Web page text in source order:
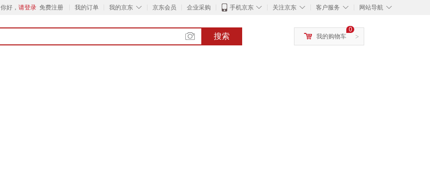
你好， 请登录 免费注册 我的订单 ◇
我的京东 京东会员 企业采购 ◇
手机京东 ◇
关注京东 ◇
客户服务 ◇
网站导航
搜索 >
0
我的购物车